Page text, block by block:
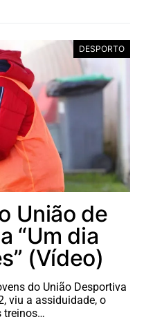
DESPORTO
União de
“Um dia
(Vídeo)
do União Desportiva
viu a assiduidade, o
treinos…